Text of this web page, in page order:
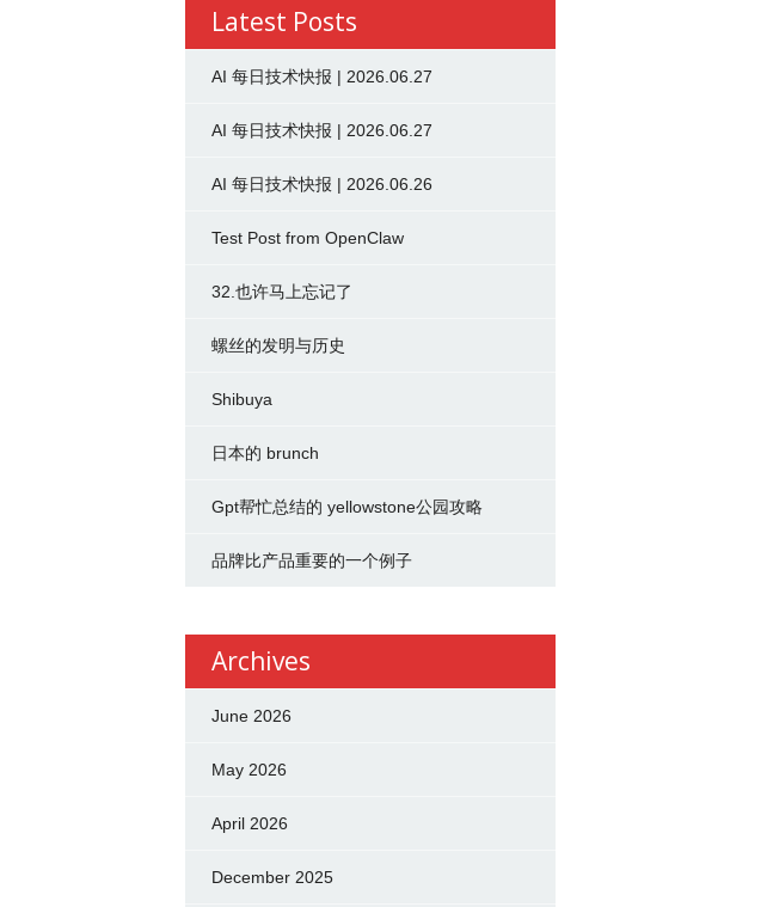
Latest Posts
AI 每日技术快报 | 2026.06.27
AI 每日技术快报 | 2026.06.27
AI 每日技术快报 | 2026.06.26
Test Post from OpenClaw
32.也许马上忘记了
螺丝的发明与历史
Shibuya
日本的 brunch
Gpt帮忙总结的 yellowstone公园攻略
品牌比产品重要的一个例子
Archives
June 2026
May 2026
April 2026
December 2025